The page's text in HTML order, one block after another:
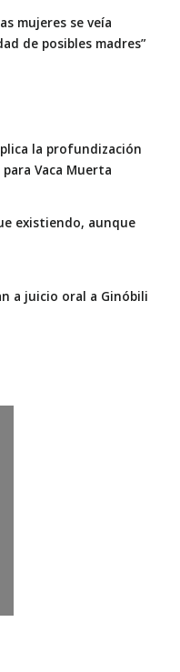
mujeres se veía
de posibles madres”
la profundización
Vaca Muerta
existiendo, aunque
a juicio oral a Ginóbili